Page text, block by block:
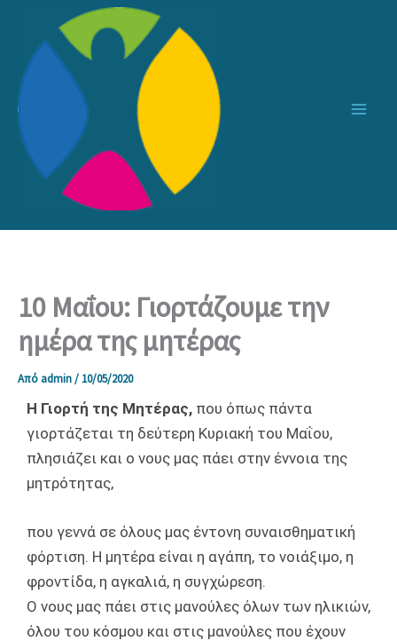
περιεχόμενο
10 Μαΐου: Γιορτάζουμε την
ημέρα της μητέρας
Από admin/ 10/05/2020
H Γιορτή της Μητέρας, που όπως πάντα
γιορτάζεται τη δεύτερη Κυριακή του Μαΐου,
πλησιάζει και ο νους μας πάει στην έννοια της
μητρότητας,
που γεννά σε όλους μας έντονη συναισθηματική
φόρτιση. Η μητέρα είναι η αγάπη, το νοιάξιμο, η
φροντίδα, η αγκαλιά, η συγχώρεση.
Ο νους μας πάει στις μανούλες όλων των ηλικιών,
όλου του κόσμου και στις μανούλες που έχουν